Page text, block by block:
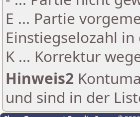
E ... Partie
Einstiegselozahl
K ... Korrektur
Hinweis2
und sind in der